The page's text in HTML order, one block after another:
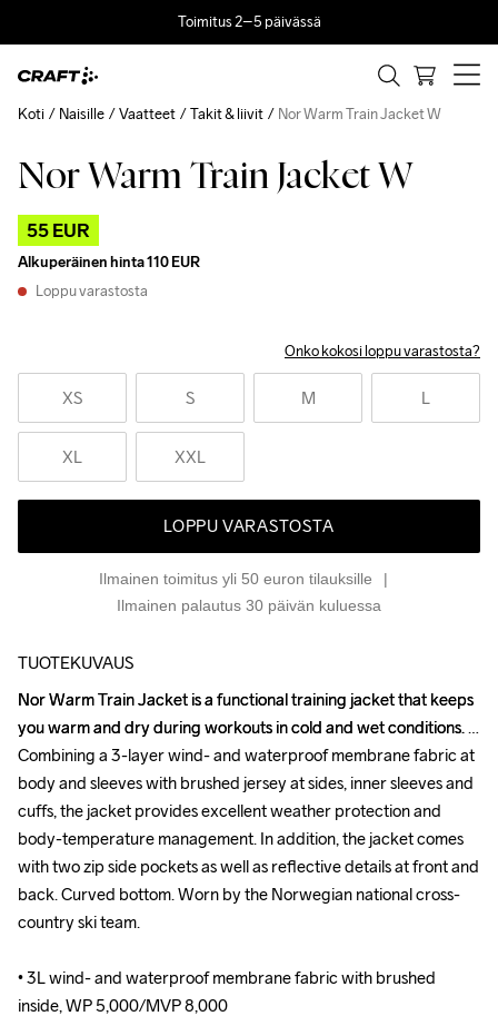
Toimitus 2–5 päivässä
Nor Warm Train Jacket W
55 EUR
Alkuperäinen hinta110 EUR
Loppu varastosta
Onko kokosi loppu varastosta?
XS S M L
XL XXL
LOPPU VARASTOSTA
Ilmainen toimitus yli 50 euron tilauksille
Ilmainen palautus 30 päivän kuluessa
Koti Naisille Vaatteet Takit & liivit Nor Warm Train Jacket W
Outlet
TUOTEKUVAUS
Nor Warm Train Jacket is a functional training jacket that keeps
you warm and dry during workouts in cold and wet conditions.
Combining a 3-layer wind- and waterproof membrane fabric at
body and sleeves with brushed jersey at sides, inner sleeves and
cuffs, the jacket provides excellent weather protection and
body-temperature management. In addition, the jacket comes
with two zip side pockets as well as reflective details at front and
back. Curved bottom. Worn by the Norwegian national cross-
country ski team.
• 3L wind- and waterproof membrane fabric with brushed
inside, WP 5,000/MVP 8,000
Nor Warm Train Jacket is a functional training jacket that keeps
you warm and dry during workouts in cold and wet conditions.
Combining a 3-layer wind- and waterproof membrane fabric at
body and sleeves with brushed jersey at sides, inner sleeves and
cuffs, the jacket provides excellent weather protection and
body-temperature management. In addition, the jacket comes
with two zip side pockets as well as reflective details at front and
back. Curved bottom. Worn by the Norwegian national cross-
country ski team.
• 3L wind- and waterproof membrane fabric with brushed
inside, WP 5,000/MVP 8,000